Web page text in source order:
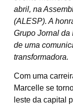
abril, na
(ALESP). A
Grupo Jornal da
de uma
transformadora.
Com uma
Marcelle se
leste da capital